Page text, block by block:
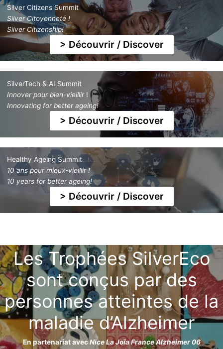
Silver Citizens Summit
Silver Citoyenneté !
Silver Citizenship!
> Découvrir / Discover
SilverTech & AI Summit
Innover pour bien-vieillir!
Innovating for better ageing!
> Découvrir / Discover
Healthy Ageing Summit
10 ans pour mieux-vieillir !
10 years for better ageing!
> Découvrir / Discover
Les Trophées SilverEco
sont conçus par des
personnes atteintes de la
maladie d’Alzheimer
En partenariat avecNice La Joïa France Alzheimer 06